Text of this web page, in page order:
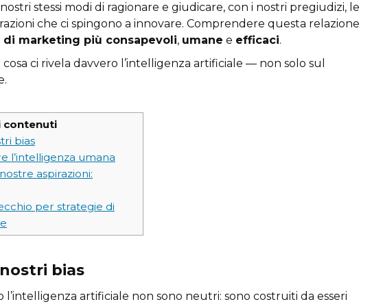
stessi modi di ragionare e giudicare, con i nostri pregiudizi, le
che ci spingono a innovare. Comprendere questa relazione
di marketing più consapevoli, umane e efficaci.
ci rivela davvero l’intelligenza artificiale — non solo sul
contenuti
bias
l’intelligenza umana
aspirazioni:
per strategie di
nostri bias
l’intelligenza artificiale non sono neutri: sono costruiti da esseri